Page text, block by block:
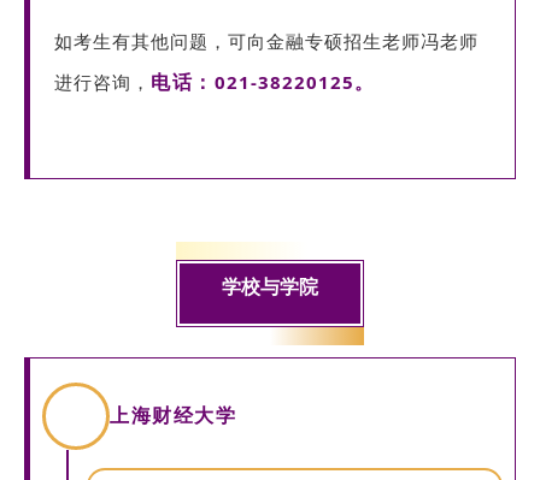
如考生有其他问题，可向金融专硕招生老师冯老师
进行咨询， 电话： 021-38220125。
学校与学院
上海财经大学